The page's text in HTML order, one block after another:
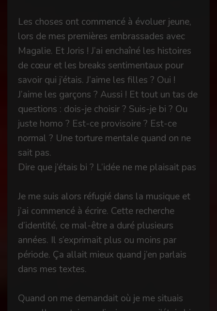
Les choses ont commencé à évoluer jeune,
lors de mes premières embrassades avec
Magalie. Et Joris ! J’ai enchaîné les histoires
de cœur et les breaks sentimentaux pour
savoir qui j’étais. J’aime les filles ? Oui !
J’aime les garçons ? Aussi ! Et tout un tas de
questions : dois-je choisir ? Suis-je bi ? Ou
juste homo ? Est-ce provisoire ? Est-ce
normal ? Une torture mentale quand on ne
sait pas.
Dire que j’étais bi ? L’idée ne me plaisait pas
Je me suis alors réfugié dans la musique et
j’ai commencé à écrire. Cette recherche
d’identité, ce mal-être a duré plusieurs
années. Il s’exprimait plus ou moins par
période. Ça allait mieux quand j’en parlais
dans mes textes.
Quand on me demandait où je me situais